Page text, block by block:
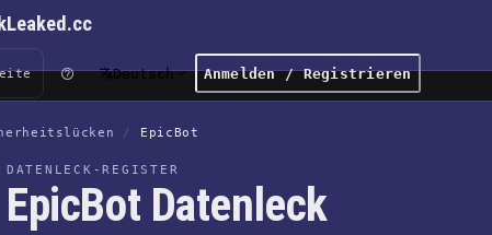
Deutsch Anmelden / Registrieren
/ EpicBot
DATENLECK-REGISTER
EpicBot Datenleck